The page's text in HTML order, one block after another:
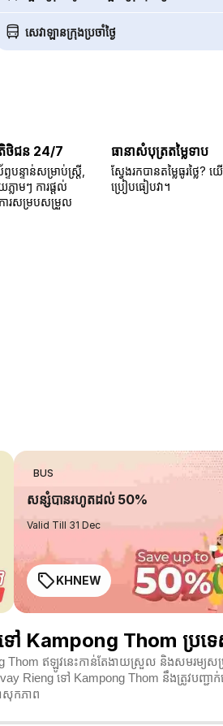
សេវាឡានក្រុងប្រចាំថ្ងៃ
តិថិជន 24/7
បន្ទាន់សម្រាប់ស្ត្រី,
លាមៗ ការផ្តល់
រសម្របសម្រួល
ធានាសំបុត្រតម្លៃទាប
ស្វែងរកបានតម្លៃធូរថ្លៃ?
ប្រៀបធៀបវា។
BUS
សន្សំបានរហូតដល់ 50%
Valid Till 31 Dec
KHNEW
Kampong Thom ប្រទេ
Thom ឥឡូវនេះកាន់តែងាយស្រួល និងសមរម្យស
Rieng ទៅ Kampong Thom នឹងត្រូវ
សុកភាព